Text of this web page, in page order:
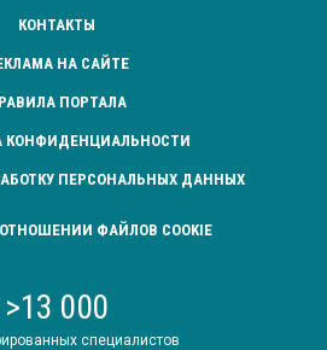
КОНТАКТЫ
НА САЙТЕ
ПОРТАЛА
КОНФИДЕНЦИАЛЬНОСТИ
ПЕРСОНАЛЬНЫХ ДАННЫХ
ФАЙЛОВ COOKIE
>13 000
специалистов